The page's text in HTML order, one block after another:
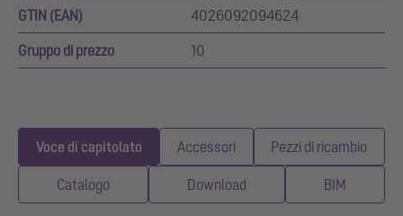
GTIN (EAN) 4026092094624
Gruppo di prezzo 10
Voce di capitolato Accessori Pezzi di ricambio
Catalogo Download BIM